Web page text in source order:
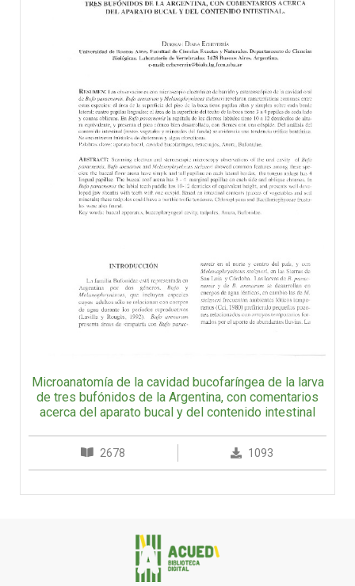
Microanatomía de la cavidad bucofaríngea de la larva
de tres bufónidos de la Argentina, con comentarios
acerca del aparato bucal y del contenido intestinal
2678 1093